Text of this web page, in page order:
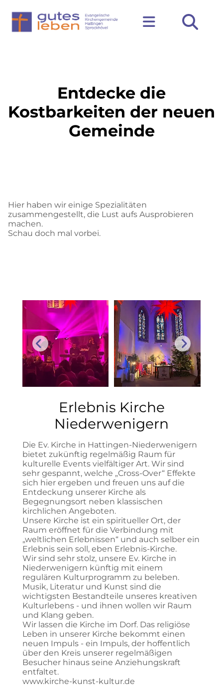
Entdecke die
Kostbarkeiten der neuen
Gemeinde
Hier haben wir einige Spezialitäten
zusammengestellt, die Lust aufs Ausprobieren
machen.
Schau doch mal vorbei.
Erlebnis Kirche
Niederwenigern
Die Ev. Kirche in Hattingen-Niederwenigern
bietet zukünftig regelmäßig Raum für
kulturelle Events vielfältiger Art. Wir sind
sehr gespannt, welche „Cross-Over“ Effekte
sich hier ergeben und freuen uns auf die
Entdeckung unserer Kirche als
Begegnungsort neben klassischen
kirchlichen Angeboten.
Unsere Kirche ist ein spiritueller Ort, der
Raum eröffnet für die Verbindung mit
„weltlichen Erlebnissen“ und auch selber ein
Erlebnis sein soll, eben Erlebnis-Kirche.
Wir sind sehr stolz, unsere Ev. Kirche in
Niederwenigern künftig mit einem
regulären Kulturprogramm zu beleben.
Musik, Literatur und Kunst sind die
wichtigsten Bestandteile unseres kreativen
Kulturlebens - und ihnen wollen wir Raum
und Klang geben.
Wir lassen die Kirche im Dorf. Das religiöse
Leben in unserer Kirche bekommt einen
neuen Impuls - ein Impuls, der hoffentlich
über den Kreis unserer regelmäßigen
Besucher hinaus seine Anziehungskraft
entfaltet.
www.kirche-kunst-kultur.de